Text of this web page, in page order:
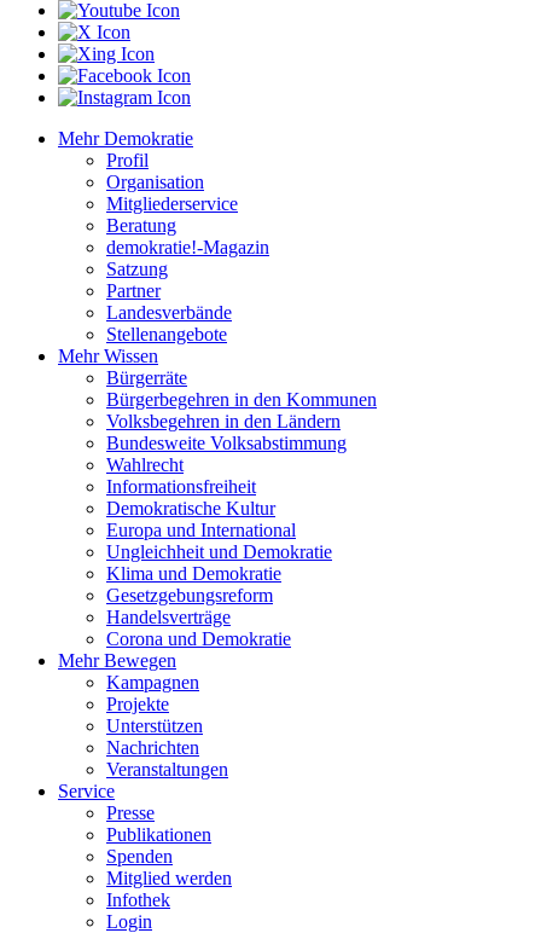
Mehr Demokratie
Profil
Organisation
Mitgliederservice
Beratung
demokratie!-Magazin
Satzung
Partner
Landesverbände
Stellenangebote
Mehr Wissen
Bürgerräte
Bürgerbegehren in den Kommunen
Volksbegehren in den Ländern
Bundesweite Volksabstimmung
Wahlrecht
Informationsfreiheit
Demokratische Kultur
Europa und International
Ungleichheit und Demokratie
Klima und Demokratie
Gesetzgebungsreform
Handelsverträge
Corona und Demokratie
Mehr Bewegen
Kampagnen
Projekte
Unterstützen
Nachrichten
Veranstaltungen
Service
Presse
Publikationen
Spenden
Mitglied werden
Infothek
Login